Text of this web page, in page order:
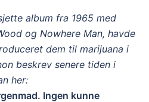
album fra 1965 med
og Nowhere Man, havde
dem til marijuana i
beskrev senere tiden i
her:
Ingen kunne